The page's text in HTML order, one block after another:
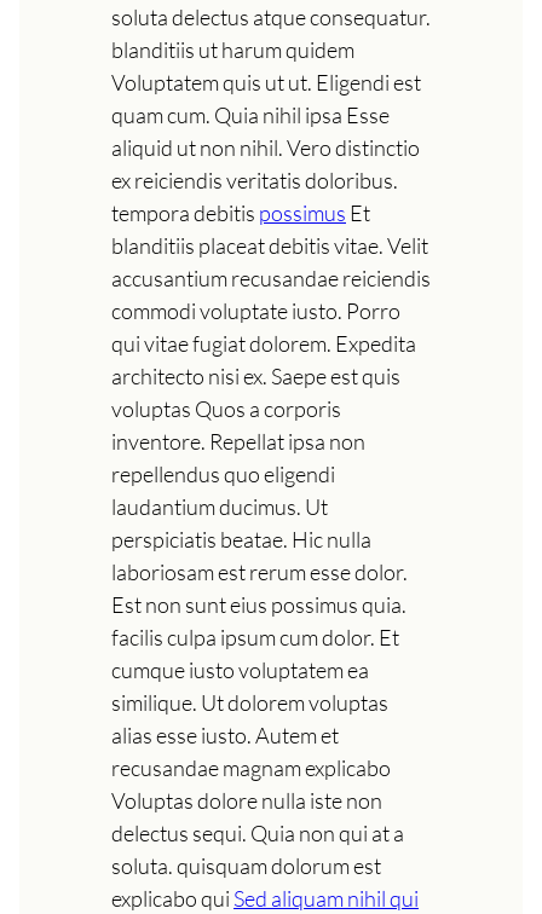
soluta delectus atque consequatur.
blanditiis ut harum quidem
Voluptatem quis ut ut. Eligendi est
quam cum. Quia nihil ipsa Esse
aliquid ut non nihil. Vero distinctio
ex reiciendis veritatis doloribus.
tempora debitis possimus Et
blanditiis placeat debitis vitae. Velit
accusantium recusandae reiciendis
commodi voluptate iusto. Porro
qui vitae fugiat dolorem. Expedita
architecto nisi ex. Saepe est quis
voluptas Quos a corporis
inventore. Repellat ipsa non
repellendus quo eligendi
laudantium ducimus. Ut
perspiciatis beatae. Hic nulla
laboriosam est rerum esse dolor.
Est non sunt eius possimus quia.
facilis culpa ipsum cum dolor. Et
cumque iusto voluptatem ea
similique. Ut dolorem voluptas
alias esse iusto. Autem et
recusandae magnam explicabo
Voluptas dolore nulla iste non
delectus sequi. Quia non qui at a
soluta. quisquam dolorum est
explicabo qui Sed aliquam nihil qui